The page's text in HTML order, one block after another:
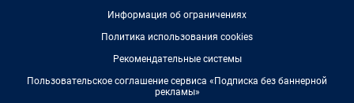
Информация об ограничениях
Политика использования cookies
Рекомендательные системы
Пользовательское соглашение сервиса «Подписка без баннерной
рекламы»